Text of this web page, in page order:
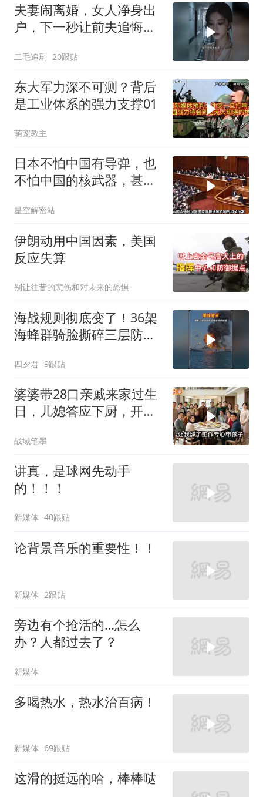
夫妻闹离婚，女人净身出
户，下一秒让前夫追悔莫
二毛追剧 20跟贴
东大军力深不可测？背后
是工业体系的强力支撑01
萌宠教主
日本不怕中国有导弹，也
不怕中国的核武器，甚至
星空解密站
伊朗动用中国因素，美国
反应失算
别让往昔的悲伤和对未来的恐惧
海战规则彻底变了！36架
海蜂群骑脸撕碎三层防空
四夕君 9跟贴
婆婆带28口亲戚来家过生
日，儿媳答应下厨，开饭
战域笔墨
讲真，是球网先动手
的！！！
新媒体 40跟贴
论背景音乐的重要性！！
新媒体 2跟贴
旁边有个抢活的…怎么
办？人都过去了？
新媒体
多喝热水，热水治百病！
新媒体 69跟贴
这滑的挺远的哈，棒棒哒